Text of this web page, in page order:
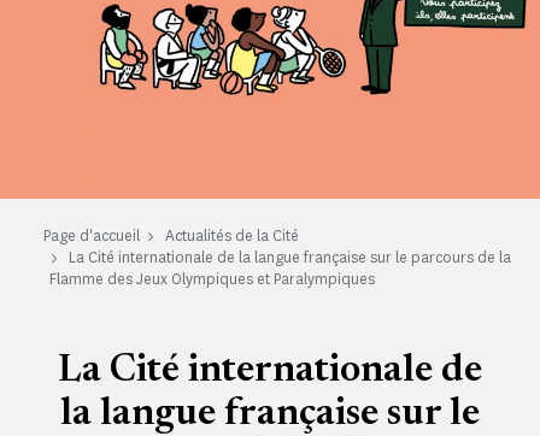
Page d'accueil
Actualités de la Cité
La Cité internationale de la langue française sur le parcours de la
Flamme des Jeux Olympiques et Paralympiques
La Cité internationale de
la langue française sur le